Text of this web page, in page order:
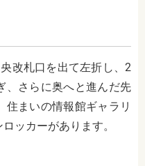
改札口を出て左折し、2
、さらに奥へと進んだ先
住まいの情報館ギャラリ
ッカーがあります。